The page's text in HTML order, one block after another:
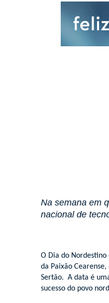
Na semana em
nacional de
O Dia do
da Paixão
Sertão. A data é
sucesso do povo